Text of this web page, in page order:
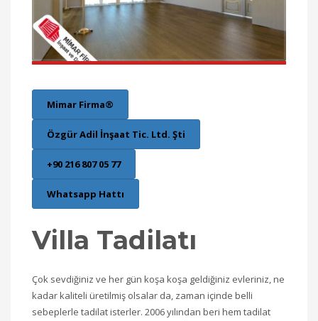
Mimar Firma®
Özgür Adil İnşaat Tic. Ltd. Şti
+90 216 807 05 77
Whatsapp Hattı
Villa Tadilatı
Çok sevdiğiniz ve her gün koşa koşa geldiğiniz evleriniz, ne
kadar kaliteli üretilmiş olsalar da, zaman içinde belli
sebeplerle tadilat isterler. 2006 yılından beri hem tadilat